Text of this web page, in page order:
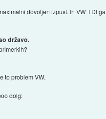
dovoljen izpust. In VW TDI
državo.
to problem VW.
dolg: